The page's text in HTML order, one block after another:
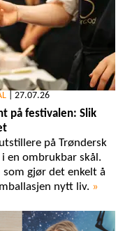
27.07.26
på festivalen: Slik
på Trøndersk
en ombrukbar skål.
gjør det enkelt å
nytt liv. »